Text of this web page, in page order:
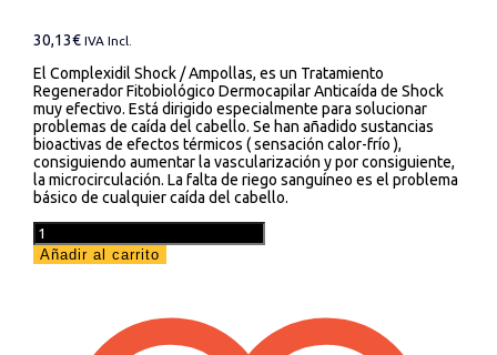
30,13€ IVA Incl.
El Complexidil Shock / Ampollas, es un Tratamiento
Regenerador Fitobiológico Dermocapilar Anticaída de Shock
muy efectivo. Está dirigido especialmente para solucionar
problemas de caída del cabello. Se han añadido sustancias
bioactivas de efectos térmicos ( sensación calor-frío ),
consiguiendo aumentar la vascularización y por consiguiente,
la microcirculación. La falta de riego sanguíneo es el problema
básico de cualquier caída del cabello.
Complexidil
Shock
Botella
Añadir al carrito